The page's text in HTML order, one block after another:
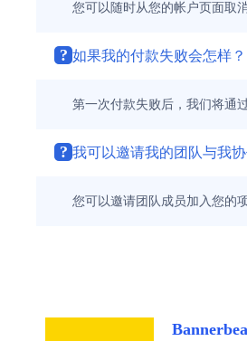
您可以随时从您的帐户页面取消
? 如果我的付款失败会怎样？
第一次付款失败后，我们将通
? 我可以邀请我的团队与我协
您可以邀请团队成员加入您的